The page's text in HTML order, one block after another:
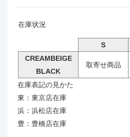
在庫状況
S
CREAMBEIGE
BLACK
取寄せ商品
在庫表記の見かた
東：東京店在庫
浜：浜松店在庫
豊：豊橋店在庫